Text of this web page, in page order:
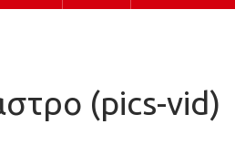
(pics-vid)